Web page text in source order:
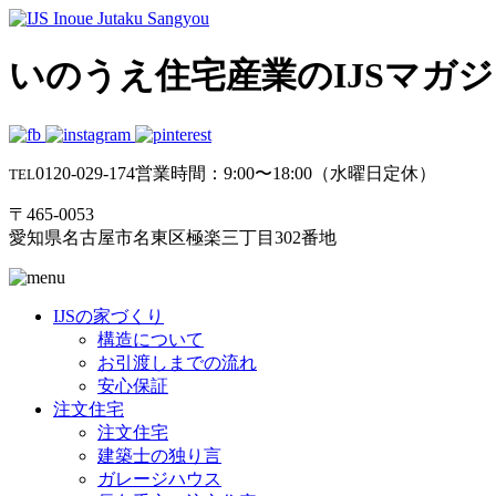
いのうえ住宅産業のIJSマガ
TEL0120-029-174営業時間：9:00〜18:00（水曜日定休）
〒465-0053
愛知県名古屋市名東区極楽三丁目302番地
IJSの家づくり
構造について
お引渡しまでの流れ
安心保証
注文住宅
注文住宅
建築士の独り言
ガレージハウス